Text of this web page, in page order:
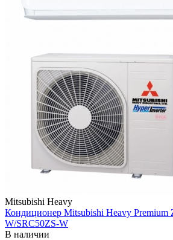
Mitsubishi Heavy
Кондиционер Mitsubishi Heavy Premium
W/SRC50ZS-W
В наличии